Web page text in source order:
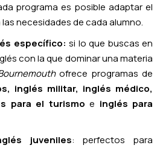
programa es posible adaptar el
necesidades de cada alumno.
específico: si lo que buscas en
con la que dominar una materia
ofrece programas de
inglés militar, inglés médico,
para el turismo e inglés para
juveniles: perfectos para